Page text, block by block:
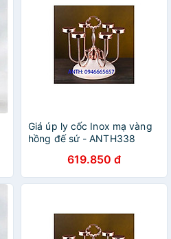
Giá úp ly cốc Inox mạ vàng
hồng đế sứ - ANTH338
619.850 đ